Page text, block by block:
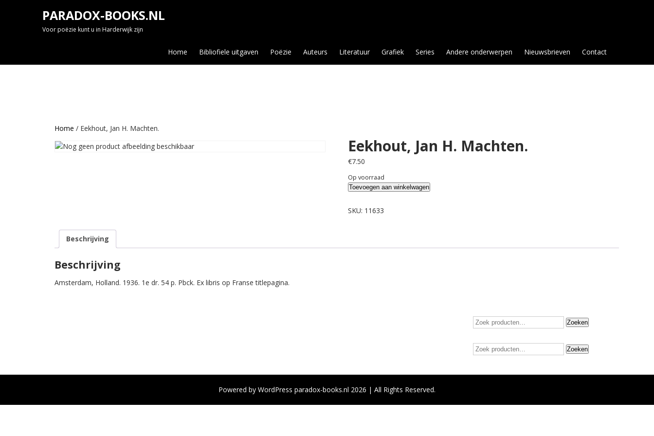
PARADOX-BOOKS.NL
Voor poëzie kunt u in Harderwijk zijn
Home Bibliofiele uitgaven Poëzie Auteurs Literatuur Grafiek Series Andere onderwerpen Nieuwsbrieven Contact
Home / Eekhout, Jan H. Machten.
Eekhout, Jan H. Machten.
€7.50
Op voorraad
Eekhout,
H.
Toevoegen aan winkelwagen
SKU: 11633
Beschrijving
Beschrijving
Amsterdam, Holland. 1936. 1e dr. 54 p. Pbck. Ex libris op Franse titlepagina.
Zoeken
naar:
Zoeken
Zoeken
naar:
Zoeken
Powered by WordPress paradox-books.nl 2026 | All Rights Reserved.